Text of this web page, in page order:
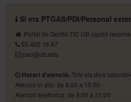
Si ets PTGAS/PDI/Personal
Portal de Gestió TIC UB (opció
93 402 16 87
pau@ub.edu
Horari d'atenció: Tots els dies
Atenció in situ: de 8:00 a 15:00
Atenció telefònica: de 8:00 a 21:00